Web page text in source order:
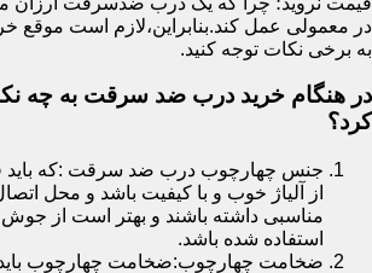
در معمولی عمل کند.بنابراین،لازم است موقع
به برخی نکات توجه کنید.
در هنگام خرید درب ضد سرقت به چه
کرد؟
جنس چهارچوب درب ضد سرقت :که باید
از آلیاژ خوب و با کیفیت باشد و محل
استفاده شده باشد.